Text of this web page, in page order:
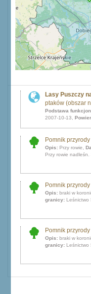
Lasy Puszczy
ptaków (obszar
Podstawa
2007-10-13,
Pomnik przyrody
Opis: Przy rowie,
Przy rowie
Pomnik przyrody
Opis: braki w
granicy: Leśnictwo
Pomnik przyrody
Opis: braki w
granicy: Leśnictwo